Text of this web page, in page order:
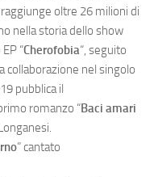
oltre 26 milioni di
nella storia dello show
“Cherofobia“, seguito
collaborazione nel singolo
pubblica il
romanzo “Baci amari
” cantato